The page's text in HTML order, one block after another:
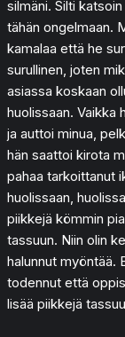
silmäni. Silti
tähän ongelmaan.
kamalaa että he
surullinen, joten
asiassa koskaan
huolissaan. Vaikka
ja auttoi minua,
hän saattoi kirota
pahaa tarkoittanut
huolissaan,
piikkejä kömmin
tassuun. Niin olin
halunnut myöntää.
todennut että
lisää piikkejä